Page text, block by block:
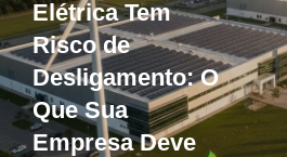
Elétrica Tem
Risco de
Desligamento: O
Que Sua
Empresa Deve